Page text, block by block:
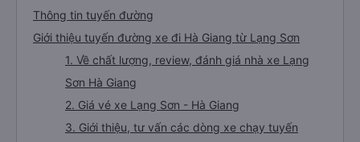
Thông tin tuyến đường
Giới thiệu tuyến đường xe đi Hà Giang từ Lạng Sơn
1. Về chất lượng, review, đánh giá nhà xe Lạng
Sơn Hà Giang
2. Giá vé xe Lạng Sơn - Hà Giang
3. Giới thiệu, tư vấn các dòng xe chạy tuyến